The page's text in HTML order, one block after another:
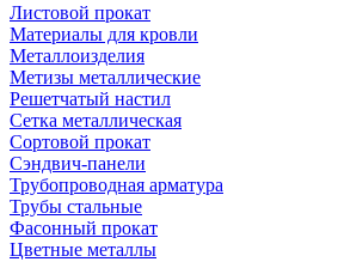
Листовой прокат
Материалы для кровли
Металлоизделия
Метизы металлические
Решетчатый настил
Сетка металлическая
Сортовой прокат
Сэндвич-панели
Трубопроводная арматура
Трубы стальные
Фасонный прокат
Цветные металлы